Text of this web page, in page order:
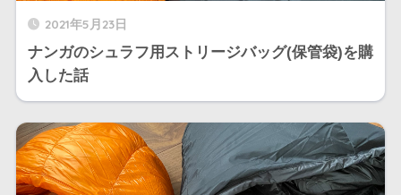
2021年5月23日
ナンガのシュラフ用ストリージバッグ(保管袋)を購
入した話